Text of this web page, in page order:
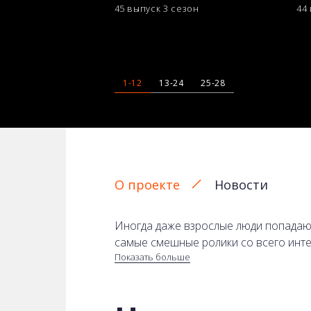
45 выпуск 3 сезон 44
1-12 13-24 25-28
О проекте Новости
Иногда даже взрослые люди
самые смешные ролики со всего
проекте можно увидеть все случаи
Показать больше